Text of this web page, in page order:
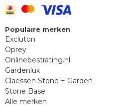
Populaire merken
Excluton
Oprey
Onlinebestrating.nl
Gardenlux
Claessen Stone + Garden
Stone Base
Alle merken